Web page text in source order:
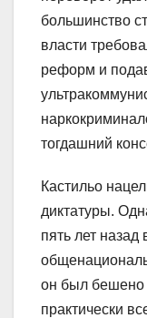
большинство
власти
реформ и
тогдашний
Кастильо
диктатуры.
пять лет назад
он был бешено
практически